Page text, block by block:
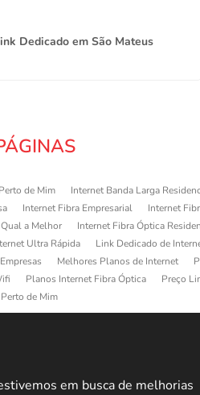
Dedicado em São Mateus
de Mim Internet Banda Larga
Internet Fibra Empresarial Internet
a Melhor
Internet Fibra Óptica
Ultra Rápida Link Dedicado de
Melhores Planos de Internet
Planos Internet Fibra Óptica Preço
de Mim
em busca de melhorias